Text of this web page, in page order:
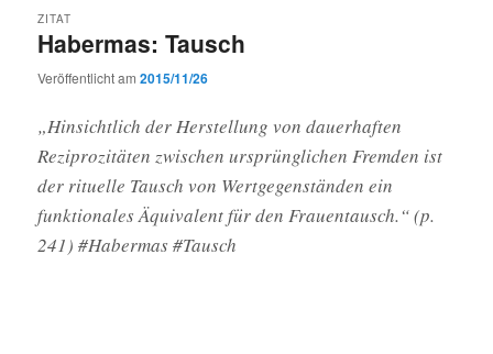
Habermas: Tausch
ZITAT
Veröffentlicht am2015/11/26
„Hinsichtlich der Herstellung von dauerhaften
Reziprozitäten zwischen ursprünglichen Fremden ist
der rituelle Tausch von Wertgegenständen ein
funktionales Äquivalent für den Frauentausch.“ (p.
241) #Habermas #Tausch